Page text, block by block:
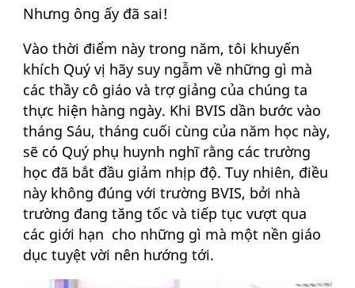
Nhưng ông ấy đã sai!
Vào thời điểm này trong năm, tôi khuyến
khích Quý vị hãy suy ngẫm về những gì mà
các thầy cô giáo và trợ giảng của chúng ta
thực hiện hàng ngày. Khi BVIS dần bước vào
tháng Sáu, tháng cuối cùng của năm học này,
sẽ có Quý phụ huynh nghĩ rằng các trường
học đã bắt đầu giảm nhịp độ. Tuy nhiên, điều
này không đúng với trường BVIS, bởi nhà
trường đang tăng tốc và tiếp tục vượt qua
các giới hạn cho những gì mà một nền giáo
dục tuyệt vời nên hướng tới.